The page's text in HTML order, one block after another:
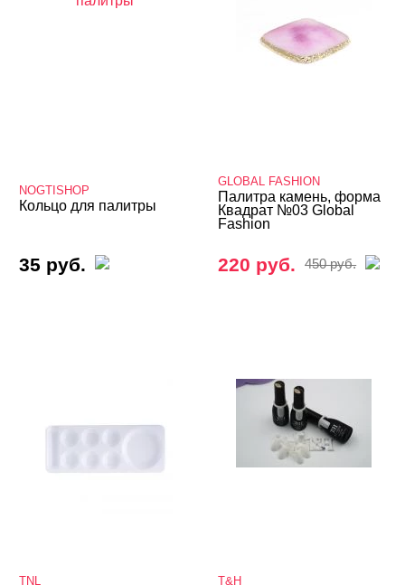
NOGTISHOP
Кольцо для палитры
35 руб.
GLOBAL FASHION
Палитра камень, форма
Квадрат №03 Global
Fashion
220 руб. 450 руб.
TNL T&H